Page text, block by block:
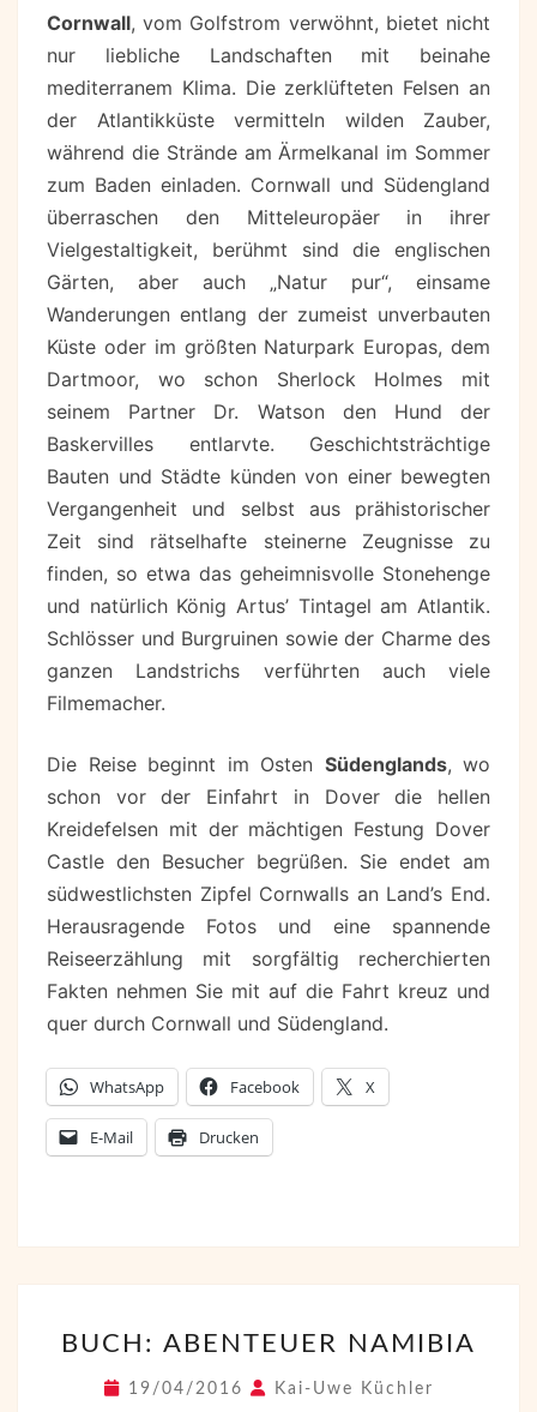
Cornwall, vom Golfstrom verwöhnt, bietet nicht
nur liebliche Landschaften mit beinahe
mediterranem Klima. Die zerklüfteten Felsen an
der Atlantikküste vermitteln wilden Zauber,
während die Strände am Ärmelkanal im Sommer
zum Baden einladen. Cornwall und Südengland
überraschen den Mitteleuropäer in ihrer
Vielgestaltigkeit, berühmt sind die englischen
Gärten, aber auch „Natur pur“, einsame
Wanderungen entlang der zumeist unverbauten
Küste oder im größten Naturpark Europas, dem
Dartmoor, wo schon Sherlock Holmes mit
seinem Partner Dr. Watson den Hund der
Baskervilles entlarvte. Geschichtsträchtige
Bauten und Städte künden von einer bewegten
Vergangenheit und selbst aus prähistorischer
Zeit sind rätselhafte steinerne Zeugnisse zu
finden, so etwa das geheimnisvolle Stonehenge
und natürlich König Artus’ Tintagel am Atlantik.
Schlösser und Burgruinen sowie der Charme des
ganzen Landstrichs verführten auch viele
Filmemacher.
Die Reise beginnt im Osten Südenglands, wo
schon vor der Einfahrt in Dover die hellen
Kreidefelsen mit der mächtigen Festung Dover
Castle den Besucher begrüßen. Sie endet am
südwestlichsten Zipfel Cornwalls an Land’s End.
Herausragende Fotos und eine spannende
Reiseerzählung mit sorgfältig recherchierten
Fakten nehmen Sie mit auf die Fahrt kreuz und
quer durch Cornwall und Südengland.
WhatsApp Facebook X
E-Mail Drucken
ABENTEUER
NAMIBIA
BUCH: ABENTEUER NAMIBIA
19/04/2016 Kai-Uwe Küchler